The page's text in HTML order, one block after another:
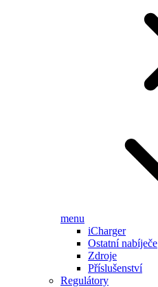
menu
iCharger
Ostatní nabíječe
Zdroje
Příslušenství
Regulátory